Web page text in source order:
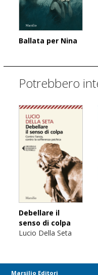
Ballata per Nina
Potrebbero
Debellare il
senso di colpa
Lucio Della Seta
Marsilio Editori